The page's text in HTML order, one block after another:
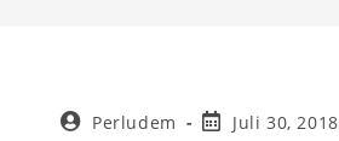
Perludem Juli 30, 2018